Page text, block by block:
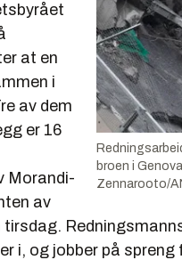
broen i
Zennarooto/
at en
i
av dem
er 16
Morandi-
av
i, og jobber på